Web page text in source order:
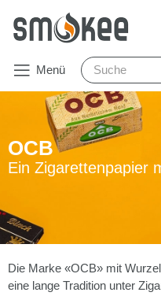
Menü
OCB
Ein Zigarettenpapier
Die Marke «OCB» mit
eine lange Tradition unter